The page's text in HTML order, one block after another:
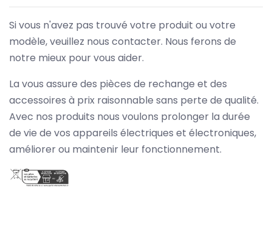
Si vous n'avez pas trouvé votre produit ou votre
modèle, veuillez nous contacter. Nous ferons de
notre mieux pour vous aider.
La vous assure des pièces de rechange et des
accessoires à prix raisonnable sans perte de qualité.
Avec nos produits nous voulons prolonger la durée
de vie de vos appareils électriques et électroniques,
améliorer ou maintenir leur fonctionnement.